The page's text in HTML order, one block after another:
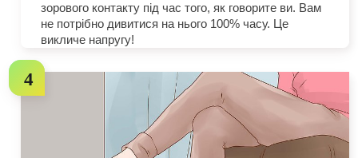
зорового контакту під час того, як говорите ви. Вам
не потрібно дивитися на нього 100% часу. Це
викличе напругу!